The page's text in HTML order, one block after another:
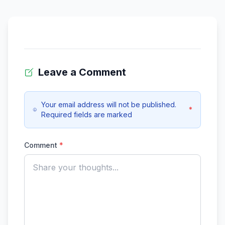
Leave a Comment
Your email address will not be published.
Required fields are marked
*
Comment *